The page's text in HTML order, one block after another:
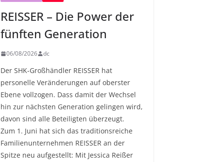
REISSER – Die Power der
fünften Generation
06/08/2026 dc
Der SHK-Großhändler REISSER hat
personelle Veränderungen auf oberster
Ebene vollzogen. Dass damit der Wechsel
hin zur nächsten Generation gelingen wird,
davon sind alle Beteiligten überzeugt.
Zum 1. Juni hat sich das traditionsreiche
Familienunternehmen REISSER an der
Spitze neu aufgestellt: Mit Jessica Reißer